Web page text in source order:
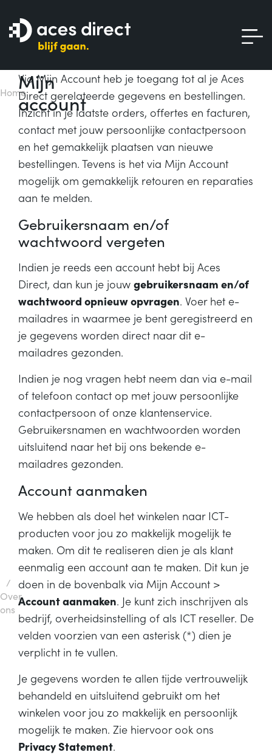
Home
/
Over
ons
Mijn
account
Via Mijn Account heb je toegang tot al je Aces
Direct gerelateerde gegevens en bestellingen.
Inzicht in je laatste orders, offertes en facturen,
contact met jouw persoonlijke contactpersoon
en het gemakkelijk plaatsen van nieuwe
bestellingen. Tevens is het via Mijn Account
mogelijk om gemakkelijk retouren en reparaties
aan te melden.
Gebruikersnaam en/of
wachtwoord vergeten
Indien je reeds een account hebt bij Aces
Direct, dan kun je jouw gebruikersnaam en/of
wachtwoord opnieuw opvragen. Voer het e-
mailadres in waarmee je bent geregistreerd en
je gegevens worden direct naar dit e-
mailadres gezonden.
Indien je nog vragen hebt neem dan via e-mail
of telefoon contact op met jouw persoonlijke
contactpersoon of onze klantenservice.
Gebruikersnamen en wachtwoorden worden
uitsluitend naar het bij ons bekende e-
mailadres gezonden.
Account aanmaken
We hebben als doel het winkelen naar ICT-
producten voor jou zo makkelijk mogelijk te
maken. Om dit te realiseren dien je als klant
eenmalig een account aan te maken. Dit kun je
doen in de bovenbalk via Mijn Account >
Account aanmaken. Je kunt zich inschrijven als
bedrijf, overheidsinstelling of als ICT reseller. De
velden voorzien van een asterisk (*) dien je
verplicht in te vullen.
Je gegevens worden te allen tijde vertrouwelijk
behandeld en uitsluitend gebruikt om het
winkelen voor jou zo makkelijk en persoonlijk
mogelijk te maken. Zie hiervoor ook ons
Privacy Statement.